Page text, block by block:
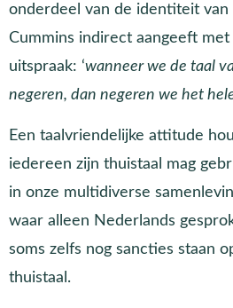
onderdeel van de identiteit
Cummins indirect aangeeft
uitspraak: ‘wanneer we de taal
negeren, dan negeren we het
Een taalvriendelijke attitude
iedereen zijn thuistaal mag
in onze multidiverse
waar alleen Nederlands
soms zelfs nog sancties staan
thuistaal.